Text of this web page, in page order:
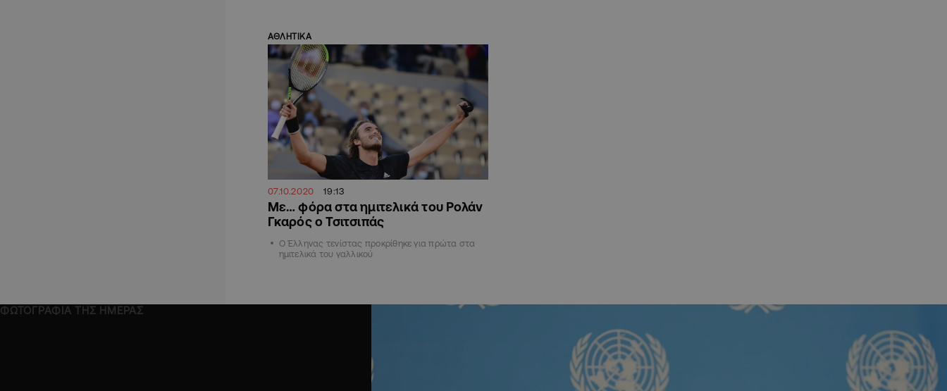
ΑΘΛΗΤΙΚΑ
07.10.2020 19:13
Με… φόρα στα ημιτελικά του Ρολάν
Γκαρός ο Τσιτσιπάς
Ο Έλληνας τενίστας προκρίθηκε για πρώτα στα
ημιτελικά του γαλλικού
ΦΩΤΟΓΡΑΦΙΑ ΤΗΣ ΗΜΕΡΑΣ